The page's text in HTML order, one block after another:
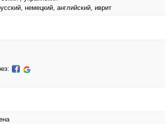
немецкий, английский, иврит